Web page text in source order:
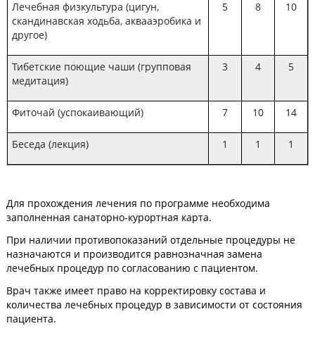
Лечебная физкультура (цигун,
скандинавская ходьба, аквааэробика и
другое)
5 8 10
Тибетские поющие чаши (групповая
медитация)
3 4 5
Фиточай (успокаивающий) 7 10 14
Беседа (лекция) 1 1 1
Для прохождения лечения по программе необходима
заполненная санаторно-курортная карта.
При наличии противопоказаний отдельные процедуры не
назначаются и производится равнозначная замена
лечебных процедур по согласованию с пациентом.
Врач также имеет право на корректировку состава и
количества лечебных процедур в зависимости от состояния
пациента.